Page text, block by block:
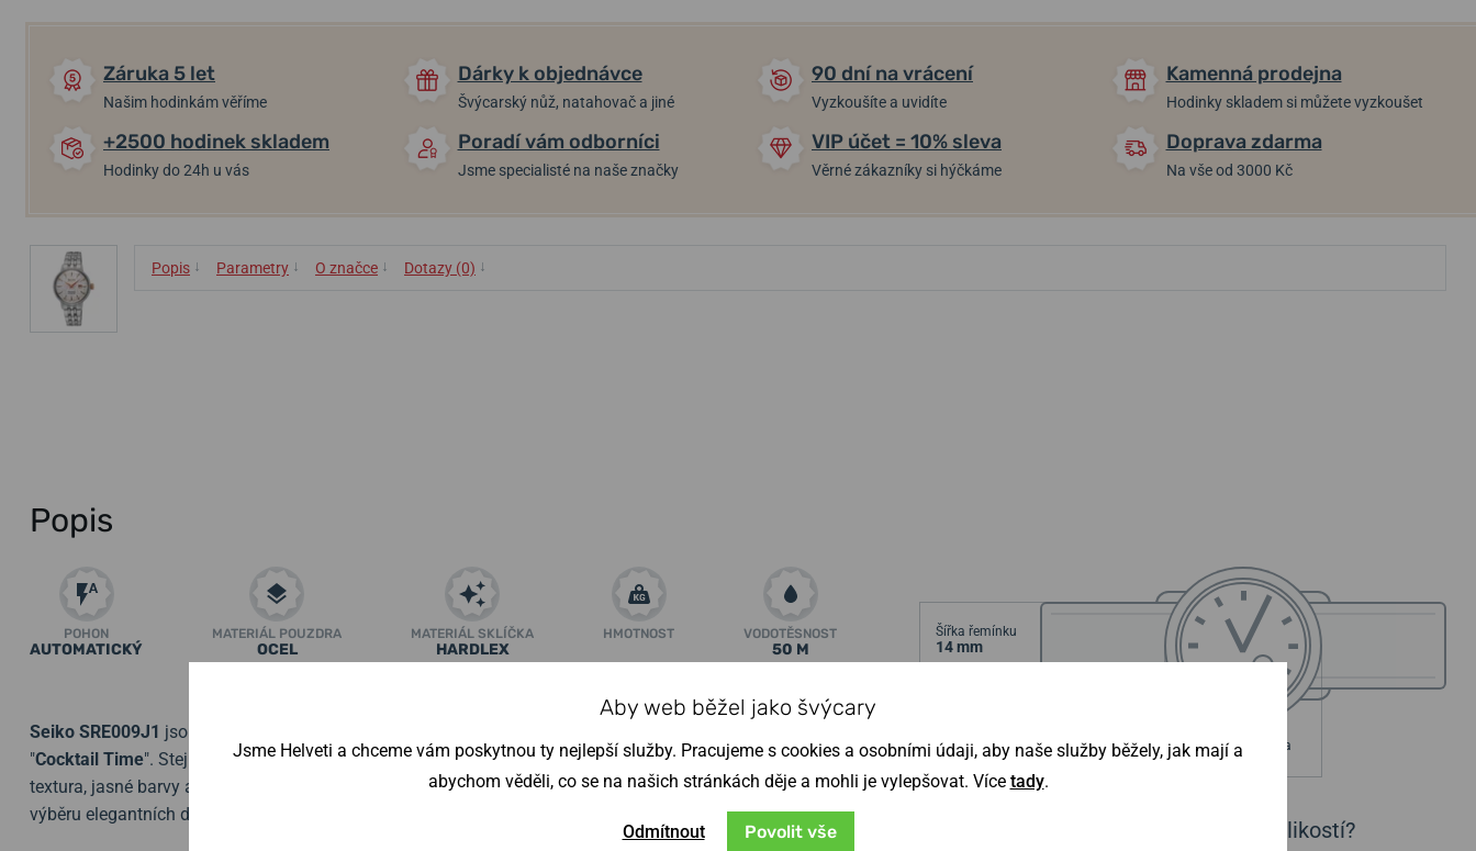
Záruka 5 let
Našim hodinkám věříme
Dárky k objednávce
Švýcarský nůž, natahovač a jiné
90 dní na vrácení
Vyzkoušíte a uvidíte
Kamenná prodejna
Hodinky skladem si můžete vyzkoušet
+2500 hodinek skladem
Hodinky do 24h u vás
Poradí vám odborníci
Jsme specialisté na naše značky
VIP účet = 10% sleva
Věrné zákazníky si hýčkáme
Doprava zdarma
Na vše od 3000 Kč
Popis ↓ Parametry ↓ O značce ↓ Dotazy (0) ↓
Popis
POHON
AUTOMATICKÝ
MATERIÁL POUZDRA
OCEL
MATERIÁL SKLÍČKA
HARDLEX
HMOTNOST VODOTĚSNOST
50 M
Seiko SRE009J1 jsou novinkou roku 2023 rozšiřující řadu
"Cocktail Time". Stejně jako u pánských modelů, je i zde nepřehlédnutelným prvkem číselník - jeho jemná
textura, jasné barvy a oslnivá hra světla. Díky svému specifickému vzhledu jsou skvělou volbou při
výběru elegantních dámských hodinek.
Šířka řemínku
14 mm
Výška pouzdra
10,9 mm
Průměr pouzdra
30,3 mm
Nejste si jisti velikostí?
Aby web běžel jako švýcary
Jsme Helveti a chceme vám poskytnou ty nejlepší služby. Pracujeme s cookies a osobními údaji, aby naše služby běžely, jak mají a
abychom věděli, co se na našich stránkách děje a mohli je vylepšovat. Více tady.
Odmítnout Povolit vše